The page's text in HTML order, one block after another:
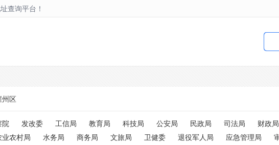
查询平台！
州区
院 发改委 工信局 教育局 科技局 公安局 民政局 司法局 财政局
业农村局 水务局 商务局 文旅局 卫健委 退役军人局 应急管理局